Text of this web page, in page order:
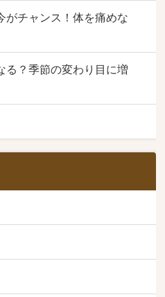
がチャンス！体を痛めな
る？季節の変わり目に増